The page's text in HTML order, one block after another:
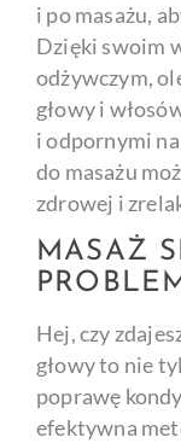
i po masażu,
Dzięki swoim
odżywczym,
głowy i
i odpornymi
do masażu
zdrowej i
MASAŻ
Hej, czy
głowy to nie
poprawę
efektywna